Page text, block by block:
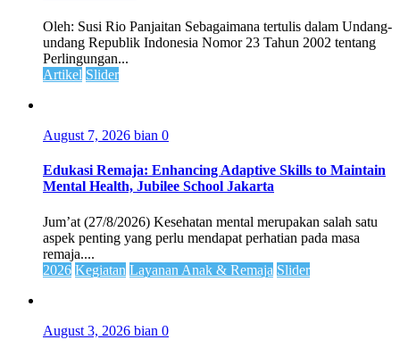
Oleh: Susi Rio Panjaitan Sebagaimana tertulis dalam Undang-
undang Republik Indonesia Nomor 23 Tahun 2002 tentang
Perlingungan...
Artikel Slider
August 7, 2026 bian 0
Edukasi Remaja: Enhancing Adaptive Skills to Maintain
Mental Health, Jubilee School Jakarta
Jum’at (27/8/2026) Kesehatan mental merupakan salah satu
aspek penting yang perlu mendapat perhatian pada masa
remaja....
2026 Kegiatan Layanan Anak & Remaja Slider
August 3, 2026 bian 0